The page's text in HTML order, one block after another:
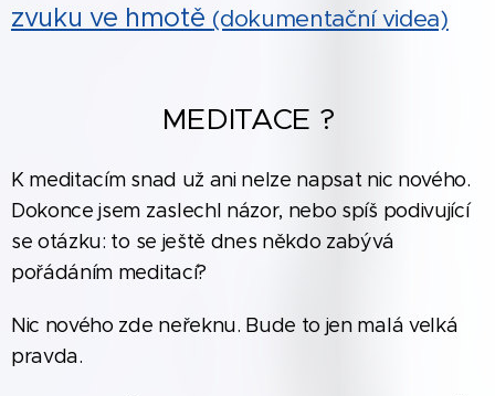
zvuku ve hmotě (dokumentační videa)
MEDITACE ?
K meditacím snad už ani nelze napsat nic nového.
Dokonce jsem zaslechl názor, nebo spíš podivující
se otázku: to se ještě dnes někdo zabývá
pořádáním meditací?
Nic nového zde neřeknu. Bude to jen malá velká
pravda.